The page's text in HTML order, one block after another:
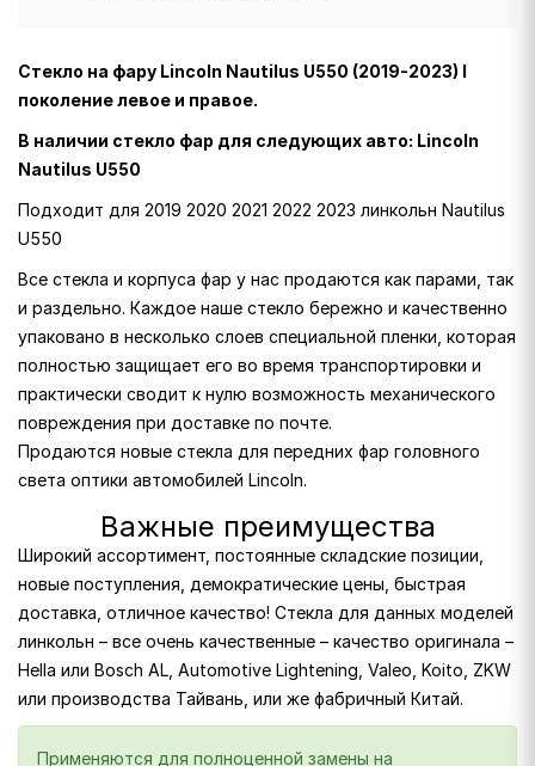
Стекло на фару Lincoln Nautilus U550 (2019-2023) I
поколение левое и правое.
В наличии стекло фар для следующих авто: Lincoln
Nautilus U550
Подходит для 2019 2020 2021 2022 2023 линкольн Nautilus
U550
Все стекла и корпуса фар у нас продаются как парами, так
и раздельно. Каждое наше стекло бережно и качественно
упаковано в несколько слоев специальной пленки, которая
полностью защищает его во время транспортировки и
практически сводит к нулю возможность механического
повреждения при доставке по почте.
Продаются новые стекла для передних фар головного
света оптики автомобилей Lincoln.
Важные преимущества
Широкий ассортимент, постоянные складские позиции,
новые поступления, демократические цены, быстрая
доставка, отличное качество! Стекла для данных моделей
линкольн – все очень качественные – качество оригинала –
Hella или Bosch AL, Automotive Lightening, Valeo, Koito, ZKW
или производства Тайвань, или же фабричный Китай.
Применяются для полноценной замены на